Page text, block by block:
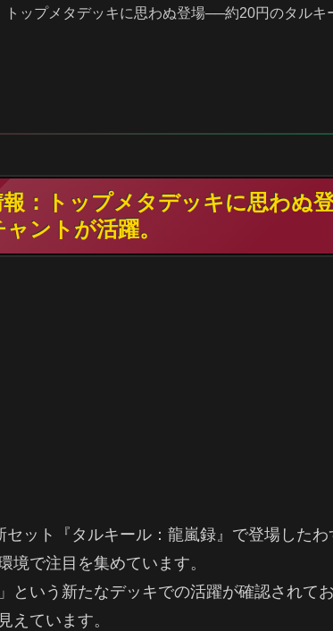
トップメタデッキに思わぬ登場──約20円のタルキ
報：トップメタデッキに思わぬ
ントが活躍。
セット『タルキール：龍嵐録』で登場した
境で注目を集めています。
という新たなデッキでの活躍が確認されて
えています。